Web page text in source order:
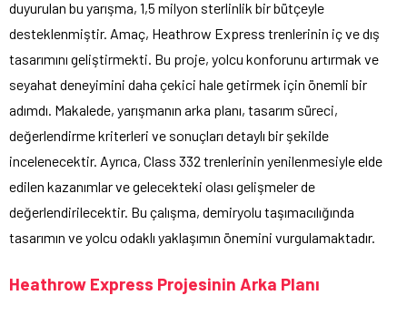
duyurulan bu yarışma, 1,5 milyon sterlinlik bir bütçeyle
desteklenmiştir. Amaç, Heathrow Express trenlerinin iç ve dış
tasarımını geliştirmekti. Bu proje, yolcu konforunu artırmak ve
seyahat deneyimini daha çekici hale getirmek için önemli bir
adımdı. Makalede, yarışmanın arka planı, tasarım süreci,
değerlendirme kriterleri ve sonuçları detaylı bir şekilde
incelenecektir. Ayrıca, Class 332 trenlerinin yenilenmesiyle elde
edilen kazanımlar ve gelecekteki olası gelişmeler de
değerlendirilecektir. Bu çalışma, demiryolu taşımacılığında
tasarımın ve yolcu odaklı yaklaşımın önemini vurgulamaktadır.
Heathrow Express Projesinin Arka Planı